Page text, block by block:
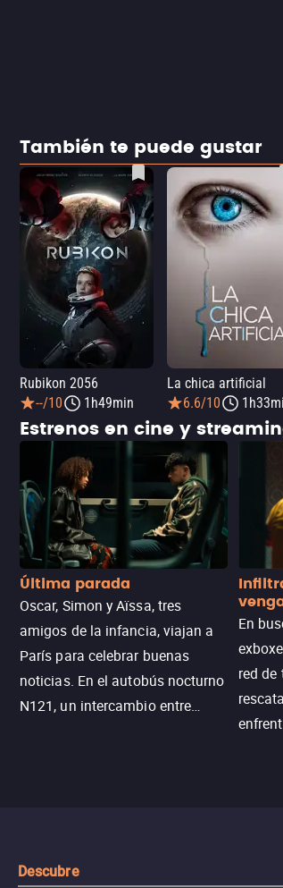
También te puede gustar
Rubikon 2056
--/10
1h49min
La chica artificial
6.6/10
Estrenos en cine y
Última parada
Oscar, Simon y Aïssa, tres
amigos de la infancia, viajan a
París para celebrar buenas
noticias. En el autobús nocturno
N121, un intercambio entre
En
red
Descubre